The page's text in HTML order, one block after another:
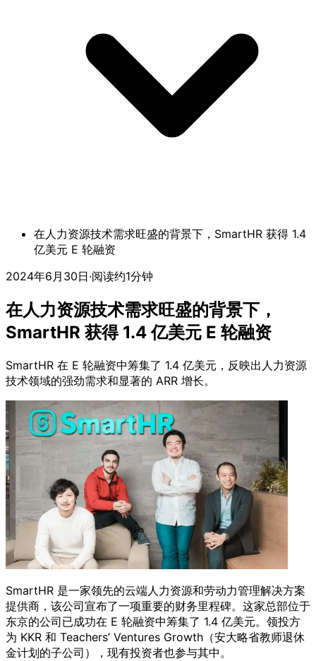
在人力资源技术需求旺盛的背景下，SmartHR 获得 1.4
亿美元 E 轮融资
2024年6月30日·阅读约1分钟
在人力资源技术需求旺盛的背景下，
SmartHR 获得 1.4 亿美元 E 轮融资
SmartHR 在 E 轮融资中筹集了 1.4 亿美元，反映出人力资源
技术领域的强劲需求和显著的 ARR 增长。
SmartHR 是一家领先的云端人力资源和劳动力管理解决方案
提供商，该公司宣布了一项重要的财务里程碑。这家总部位于
东京的公司已成功在 E 轮融资中筹集了 1.4 亿美元。领投方
为 KKR 和 Teachers’ Ventures Growth（安大略省教师退休
金计划的子公司），现有投资者也参与其中。